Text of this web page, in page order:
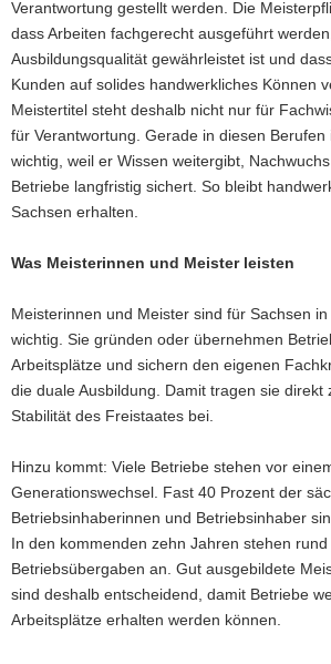
Verantwortung gestellt werden. Die
dass Arbeiten fachgerecht ausgeführt
Ausbildungsqualität gewährleistet ist und
Kunden auf solides handwerkliches Können
Meistertitel steht deshalb nicht nur für
für Verantwortung. Gerade in diesen Berufen
wichtig, weil er Wissen weitergibt,
Betriebe langfristig sichert. So bleibt
Sachsen erhalten.
Was Meisterinnen und Meister leisten
Meisterinnen und Meister sind für Sachsen
wichtig. Sie gründen oder übernehmen
Arbeitsplätze und sichern den eigenen
die duale Ausbildung. Damit tragen sie direkt
Stabilität des Freistaates bei.
Hinzu kommt: Viele Betriebe stehen vor
Generationswechsel. Fast 40 Prozent der
Betriebsinhaberinnen und Betriebsinhaber
In den kommenden zehn Jahren stehen
Betriebsübergaben an. Gut ausgebildete
sind deshalb entscheidend, damit Betriebe
Arbeitsplätze erhalten werden können.